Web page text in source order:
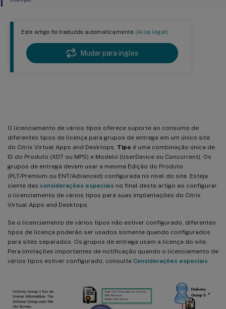
Este artigo foi traduzido automaticamente.(Aviso legal)
Mudar para ingles
O licenciamento de vários tipos oferece suporte ao consumo de
diferentes tipos de licença para grupos de entrega em um único site
do Citrix Virtual Apps and Desktops. Tipo é uma combinação única de
ID do Produto (XDT ou MPS) e Modelo (UserDevice ou Concurrent). Os
grupos de entrega devem usar a mesma Edição do Produto
(PLT/Premium ou ENT/Advanced) configurada no nível do site. Esteja
ciente das considerações especiais no final deste artigo ao configurar
o licenciamento de vários tipos para suas implantações do Citrix
Virtual Apps and Desktops.
Se o licenciamento de vários tipos não estiver configurado, diferentes
tipos de licença poderão ser usados somente quando configurados
para sites separados. Os grupos de entrega usam a licença do site.
Para limitações importantes de notificação quando o licenciamento de
vários tipos estiver configurado, consulte Considerações especiais